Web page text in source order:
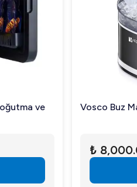
ve
Vosco Buz
₺